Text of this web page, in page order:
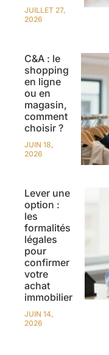
JUILLET 27,
2026
C&A : le
shopping
en ligne
ou en
magasin,
comment
choisir ?
JUIN 18,
2026
Lever une
option :
les
formalités
légales
pour
confirmer
votre
achat
immobilier
JUIN 14,
2026